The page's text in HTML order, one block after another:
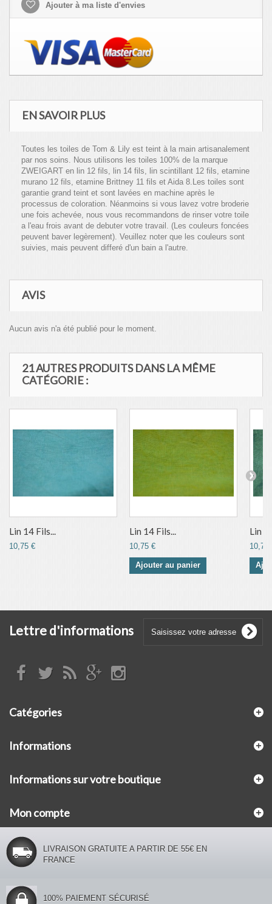
Ajouter à ma liste d'envies
EN SAVOIR PLUS
Toutes les toiles de Tom & Lily est teint à la main artisanalement
par nos soins. Nous utilisons les toiles 100% de la marque
ZWEIGART en lin 12 fils, lin 14 fils, lin scintillant 12 fils, etamine
murano 12 fils, etamine Brittney 11 fils et Aida 8.Les toiles sont
garantie grand teint et sont lavées en machine après le
processus de coloration. Néanmoins si vous lavez votre broderie
une fois achevée, nous vous recommandons de rinser votre toile
a l'eau frois avant de debuter votre travail. (Les couleurs foncées
peuvent baver legèrement). Veuillez noter que les couleurs sont
suivies, mais peuvent differé d'un bain a l'autre.
AVIS
Aucun avis n'a été publié pour le moment.
21 AUTRES PRODUITS DANS LA MÊME
CATÉGORIE :
Lin 14 Fils...
10,75 €
Lin 14 Fils...
10,75 €
Ajouter au panier
Lin
10,75
Lettre d'informations
Catégories
Informations
Informations sur votre boutique
Mon compte
LIVRAISON GRATUITE A PARTIR DE 55€ EN
FRANCE
100% PAIEMENT SÉCURISÉ